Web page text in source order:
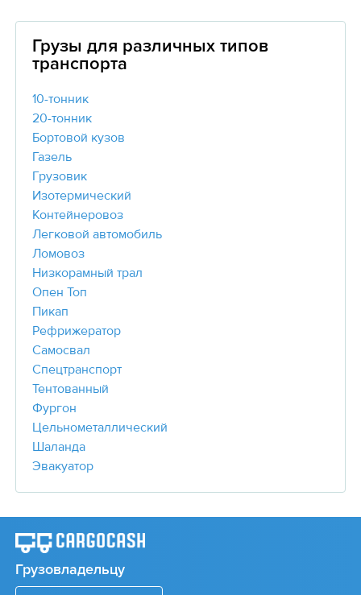
Грузы для различных типов
транспорта
10-тонник
20-тонник
Бортовой кузов
Газель
Грузовик
Изотермический
Контейнеровоз
Легковой автомобиль
Ломовоз
Низкорамный трал
Опен Топ
Пикап
Рефрижератор
Самосвал
Спецтранспорт
Тентованный
Фургон
Цельнометаллический
Шаланда
Эвакуатор
Грузовладельцу